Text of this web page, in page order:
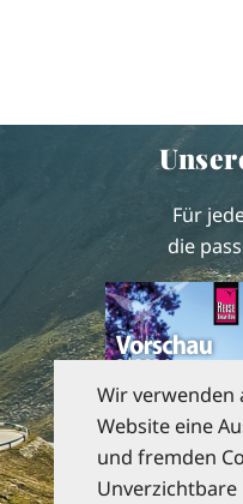
Für
die
Wir verwenden
Website eine
und fremden
Unverzichtbare